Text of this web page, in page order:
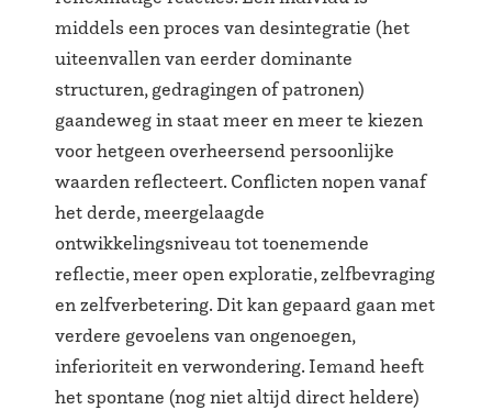
middels een proces van desintegratie (het
uiteenvallen van eerder dominante
structuren, gedragingen of patronen)
gaandeweg in staat meer en meer te kiezen
voor hetgeen overheersend persoonlijke
waarden reflecteert. Conflicten nopen vanaf
het derde, meergelaagde
ontwikkelingsniveau tot toenemende
reflectie, meer open exploratie, zelfbevraging
en zelfverbetering. Dit kan gepaard gaan met
verdere gevoelens van ongenoegen,
inferioriteit en verwondering. Iemand heeft
het spontane (nog niet altijd direct heldere)